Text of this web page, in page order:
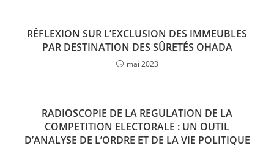
RÉFLEXION SUR L’EXCLUSION DES IMMEUBLES
PAR DESTINATION DES SÛRETÉS OHADA
mai 2023
RADIOSCOPIE DE LA REGULATION DE LA
COMPETITION ELECTORALE : UN OUTIL
D’ANALYSE DE L’ORDRE ET DE LA VIE POLITIQUE